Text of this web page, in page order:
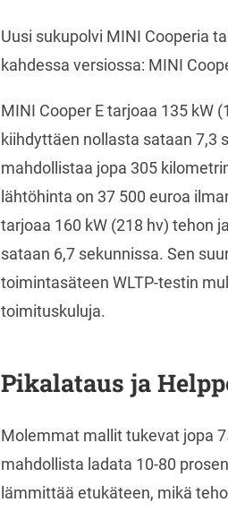
Uusi sukupolvi MINI Cooperia
kahdessa versiossa: MINI
MINI Cooper E tarjoaa 135 kW
kiihdyttäen nollasta sataan 7,3
mahdollistaa jopa 305
lähtöhinta on 37 500 euroa
tarjoaa 160 kW (218 hv) tehon
sataan 6,7 sekunnissa. Sen
toimintasäteen WLTP-testin
toimituskuluja.
Pikalataus ja
Molemmat mallit tukevat jopa
mahdollista ladata 10-80
lämmittää etukäteen, mikä